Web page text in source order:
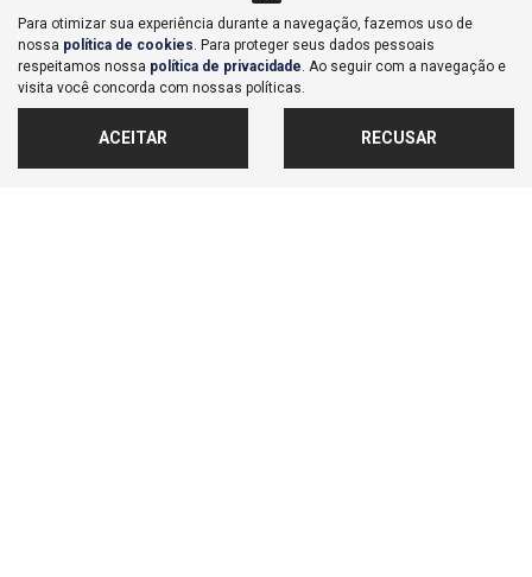
MAIS INFORMAÇÕES
FALAR AGORA COM O VENDEDOR
Para otimizar sua experiência durante a navegação, fazemos uso de
nossa política de cookies. Para proteger seus dados pessoais
respeitamos nossa política de privacidade. Ao seguir com a navegação e
visita você concorda com nossas políticas.
ACEITAR RECUSAR